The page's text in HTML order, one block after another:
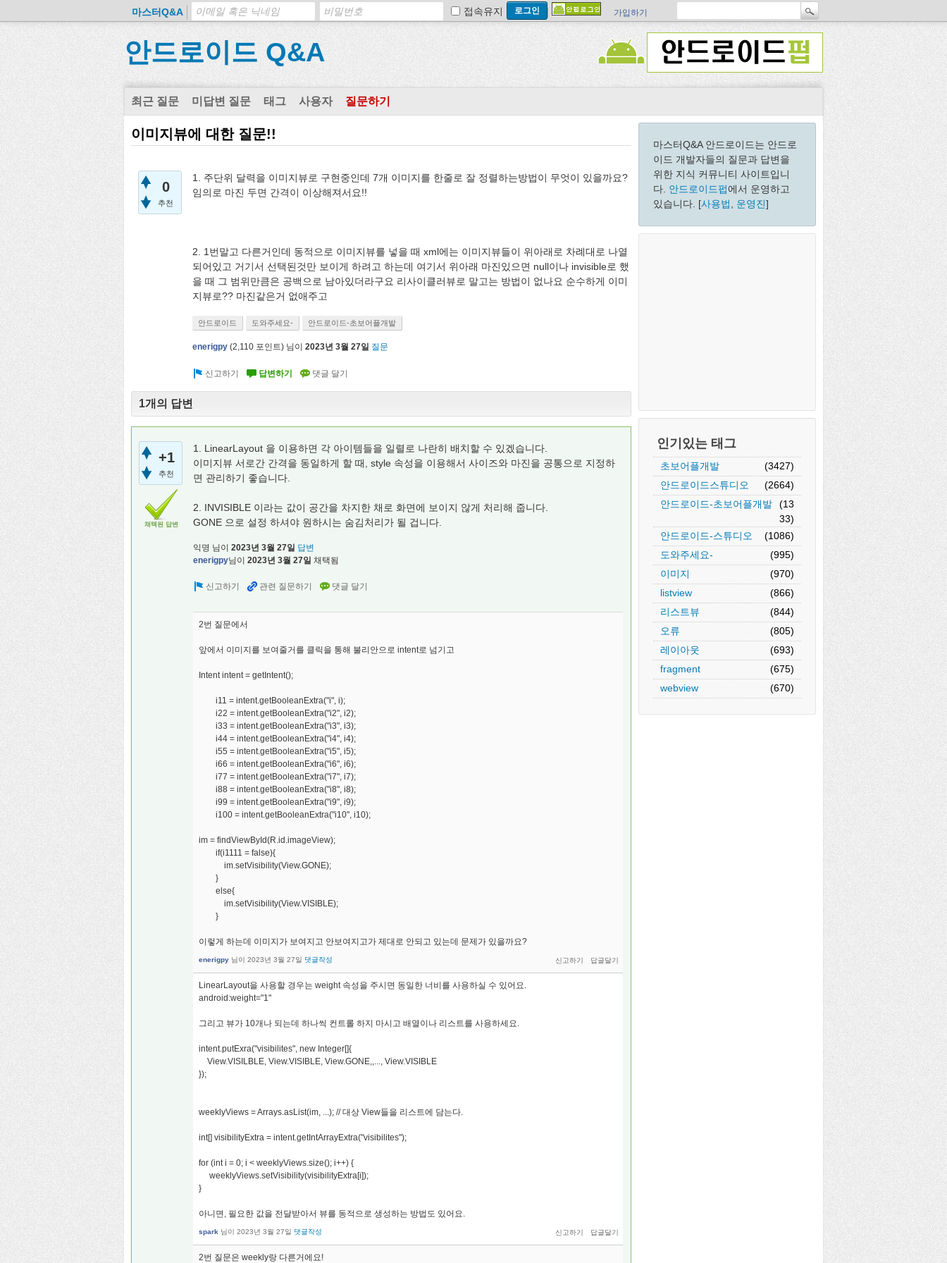
마스터Q&A 접속유지 가입하기
안드로이드 Q&A
최근 질문 미답변 질문 태그 사용자 질문하기
마스터Q&A 안드로이드는 안드로
이드 개발자들의 질문과 답변을
위한 지식 커뮤니티 사이트입니
다. 안드로이드펍에서 운영하고
있습니다. [사용법 운영진]
인기있는 태그
초보어플개발
(3427)
안드로이드스튜디오
(2664)
안드로이드-초보어플개발
(13
33)
안드로이드-스튜디오
(1086)
도와주세요-
(995)
이미지
(970)
listview
(866)
리스트뷰
(844)
오류
(805)
레이아웃
(693)
fragment
(675)
webview
(670)
이미지뷰에 대한 질문!!
0
추천
1. 주단위 달력을 이미지뷰로 구현중인데 7개 이미지를 한줄로 잘 정렬하는방법이 무엇이 있을까요?
임의로 마진 두면 간격이 이상해져서요!!
2. 1번말고 다른거인데 동적으로 이미지뷰를 넣을 때 xml에는 이미지뷰들이 위아래로 차례대로 나열
되어있고 거기서 선택된것만 보이게 하려고 하는데 여기서 위아래 마진있으면 null이나 invisible로 했
을 때 그 범위만큼은 공백으로 남아있더라구요 리사이클러뷰로 말고는 방법이 없나요 순수하게 이미
지뷰로?? 마진같은거 없애주고
안드로이드 도와주세요- 안드로이드-초보어플개발
enerigpy (2,110 포인트) 님이 2023년 3월 27일 질문
1개의 답변
+1
추천
채택된 답변
1. LinearLayout 을 이용하면 각 아이템들을 일렬로 나란히 배치할 수 있겠습니다.
이미지뷰 서로간 간격을 동일하게 할 때, style 속성을 이용해서 사이즈와 마진을 공통으로 지정하
면 관리하기 좋습니다.
2. INVISIBLE 이라는 값이 공간을 차지한 채로 화면에 보이지 않게 처리해 줍니다.
GONE 으로 설정 하셔야 원하시는 숨김처리가 될 겁니다.
익명 님이 2023년 3월 27일 답변
enerigpy님이 2023년 3월 27일 채택됨
2번 질문에서
앞에서 이미지를 보여줄거를 클릭을 통해 불리안으로 intent로 넘기고
Intent intent = getIntent();
i11 = intent.getBooleanExtra("i", i);
i22 = intent.getBooleanExtra("i2", i2);
i33 = intent.getBooleanExtra("i3", i3);
i44 = intent.getBooleanExtra("i4", i4);
i55 = intent.getBooleanExtra("i5", i5);
i66 = intent.getBooleanExtra("i6", i6);
i77 = intent.getBooleanExtra("i7", i7);
i88 = intent.getBooleanExtra("i8", i8);
i99 = intent.getBooleanExtra("i9", i9);
i100 = intent.getBooleanExtra("i10", i10);
im = findViewById(R.id.imageView);
if(i1111 = false){
im.setVisibility(View.GONE);
}
else{
im.setVisibility(View.VISIBLE);
}
이렇게 하는데 이미지가 보여지고 안보여지고가 제대로 안되고 있는데 문제가 있을까요?
enerigpy 님이 2023년 3월 27일 댓글작성
LinearLayout을 사용할 경우는 weight 속성을 주시면 동일한 너비를 사용하실 수 있어요.
android:weight="1"
그리고 뷰가 10개나 되는데 하나씩 컨트롤 하지 마시고 배열이나 리스트를 사용하세요.
intent.putExra("visibilites", new Integer[]{
View.VISILBLE, View.VISIBLE, View.GONE,,..., View.VISIBLE
});
weeklyViews = Arrays.asList(im, ...); // 대상 View들을 리스트에 담는다.
int[] visibilityExtra = intent.getIntArrayExtra("visibilites");
for (int i = 0; i < weeklyViews.size(); i++) {
weeklyViews.setVisibility(visibilityExtra[i]);
}
아니면, 필요한 값을 전달받아서 뷰를 동적으로 생성하는 방법도 있어요.
spark 님이 2023년 3월 27일 댓글작성
2번 질문은 weekly랑 다른거에요!